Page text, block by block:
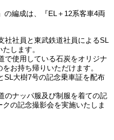
編成は、『EL＋12系客車4両
社員と東武鉄道社員によるSL
します。
使用している石炭をオリジナ
お持ち帰りいただけます。
大樹7号の記念乗車証を配布
ナッパ服及び制服を着ての記
の記念撮影会を実施いたしま